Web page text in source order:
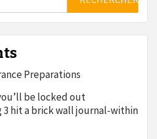
Preparations
be locked out
hit a brick wall journal-within